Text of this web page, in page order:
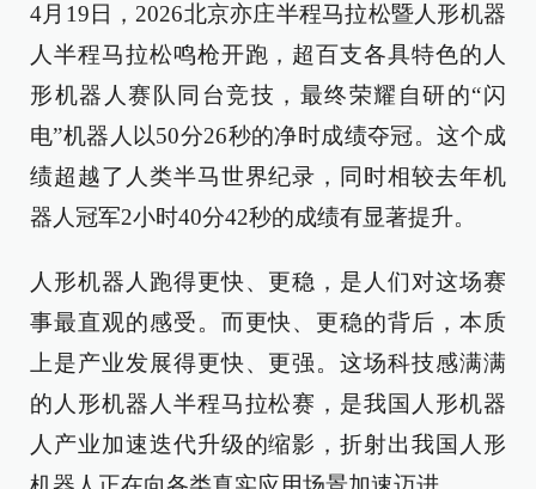
4月19日，2026北京亦庄半程马拉松暨人形机器
人半程马拉松鸣枪开跑，超百支各具特色的人
形机器人赛队同台竞技，最终荣耀自研的“闪
电”机器人以50分26秒的净时成绩夺冠。这个成
绩超越了人类半马世界纪录，同时相较去年机
器人冠军2小时40分42秒的成绩有显著提升。
人形机器人跑得更快、更稳，是人们对这场赛
事最直观的感受。而更快、更稳的背后，本质
上是产业发展得更快、更强。这场科技感满满
的人形机器人半程马拉松赛，是我国人形机器
人产业加速迭代升级的缩影，折射出我国人形